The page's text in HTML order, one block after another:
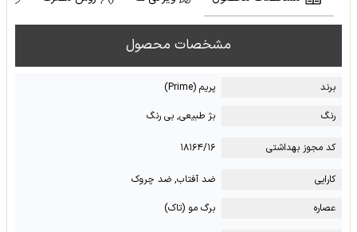
مشخصات محصول
برند
پریم (Prime)
رنگ
بژ طبیعی, بی رنگ
کد مجوز بهداشتی ۱۸۱۶۴/۱۶
کارایی
ضد آفتاب, ضد چروک
عصاره
برگ مو (تاک)